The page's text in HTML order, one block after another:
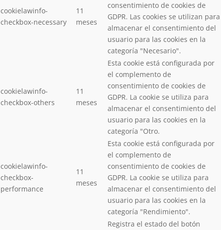
cookielawinfo-
checkbox-necessary
11
meses
consentimiento de cookies de
GDPR. Las cookies se utilizan para
almacenar el consentimiento del
usuario para las cookies en la
categoría "Necesario".
cookielawinfo-
checkbox-others
11
meses
Esta cookie está configurada por
el complemento de
consentimiento de cookies de
GDPR. La cookie se utiliza para
almacenar el consentimiento del
usuario para las cookies en la
categoría "Otro.
cookielawinfo-
checkbox-
performance
11
meses
Esta cookie está configurada por
el complemento de
consentimiento de cookies de
GDPR. La cookie se utiliza para
almacenar el consentimiento del
usuario para las cookies en la
categoría "Rendimiento".
Registra el estado del botón